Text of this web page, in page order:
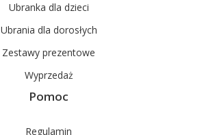
Ubranka dla dzieci
Ubrania dla dorosłych
Zestawy prezentowe
Wyprzedaż
Pomoc
Regulamin